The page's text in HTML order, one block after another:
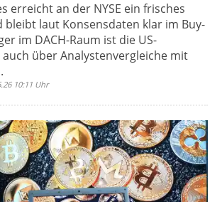
erreicht an der NYSE ein frisches
bleibt laut Konsensdaten klar im Buy-
im DACH-Raum ist die US-
über Analystenvergleiche mit
10:11 Uhr